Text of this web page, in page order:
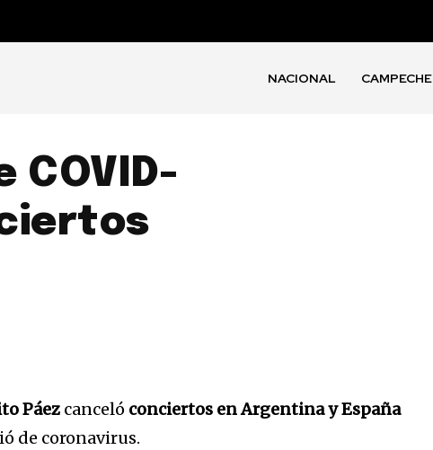
NACIONAL CAMPECHE
COVID-
Páez canceló conciertos en Argentina y España
de coronavirus.